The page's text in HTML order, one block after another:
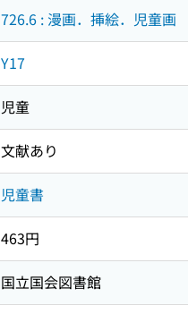
726.6 : 漫画．挿絵．児童画
Y17
児童
文献あり
児童書
463円
国立国会図書館